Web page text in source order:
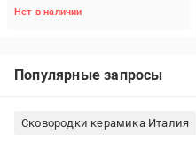
Нет в наличии
Популярные запросы
Сковородки керамика Италия